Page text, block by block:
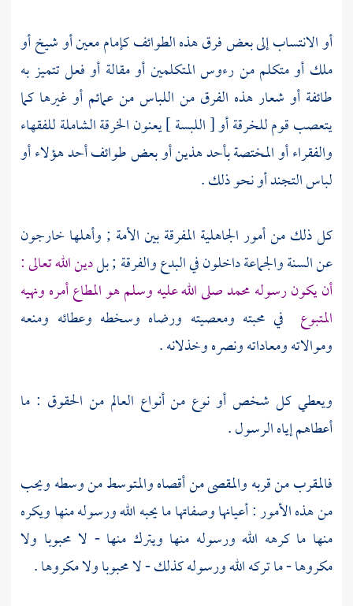
أو الانتساب إلى بعض فرق هذه الطوائف كإمام معين أو شيخ أو
ملك أو متكلم من رءوسالمتكلمينأو مقالة أو فعل تتميز به
طائفة أو شعار هذه الفرق من اللباس من عمائم أو غيرها كما
يتعصب قوم للخرقة أو [ اللبسة ] يعنون الخرقة الشاملة للفقهاء
والفقراء أو المختصة بأحد هذين أو بعض طوائف أحد هؤلاء أو
لباس التجند أو نحو ذلك .
كل ذلك من أمور الجاهلية المفرقة بين الأمة ; وأهلها خارجون
عن السنة والجماعة داخلون في البدع والفرقة ; بلدين الله تعالى :
أن يكون رسولهمحمدصلى الله عليه وسلم هو المطاع أمره ونهيه
المتبوع في محبته ومعصيته ورضاه وسخطه وعطائه ومنعه
وموالاته ومعاداته ونصره وخذلانه .
ويعطي كل شخص أو نوع من أنواع العالم من الحقوق : ما
أعطاهم إياه الرسول .
فالمقرب من قربه والمقصى من أقصاه والمتوسط من وسطه ويحب
من هذه الأمور : أعيانها وصفاتها ما يحبه الله ورسوله منها ويكره
منها ما كرهه الله ورسوله منها ويترك منها - لا محبوبا ولا
مكروها - ما تركه الله ورسوله كذلك - لا محبوبا ولا مكروها .